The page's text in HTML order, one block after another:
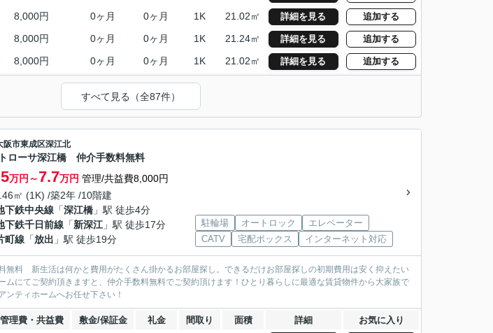
8,000円 0ヶ月 0ヶ月 1K 21.02㎡ 詳細を見る 追加する
8,000円 0ヶ月 0ヶ月 1K 21.24㎡ 詳細を見る 追加する
8,000円 0ヶ月 0ヶ月 1K 21.02㎡ 詳細を見る 追加する
すべて見る（全87件）
阪市東成区深江北
ローサ深江橋 仲介手数料無料
万円～7.7万円 管理/共益費8,000円
㎡ (1K) /築2年 /10階建
下鉄中央線 「深江橋 」駅 徒歩4分
下鉄千日前線 「新深江 」駅 徒歩17分
町線 「放出 」駅 徒歩19分
駐輪場 オートロック
エレベーター
CATV
宅配ボックス インターネット対応
無料 新生活は何かと費用がたくさん掛かるお部屋探し。できるだけお部屋探しの初期費用は安く抑えたい
ムにてご契約頂きますと、仲介手数料無料でご契約頂けます！ひとり暮らしに最適な賃貸物件から大家族で
ンティホームへお任せ下さい！
管理費・共益費 敷金/保証金 礼金 間取り 面積 詳細 お気に入り